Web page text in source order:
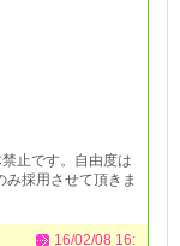
止です。自由度は
採用させて頂きま
16/02/08 16: